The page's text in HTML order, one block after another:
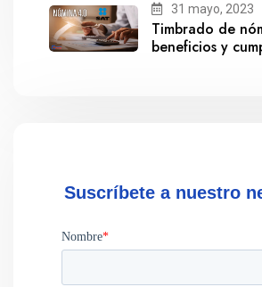
31 mayo, 2023
Timbrado de
beneficios y
Suscríbete a nuestro